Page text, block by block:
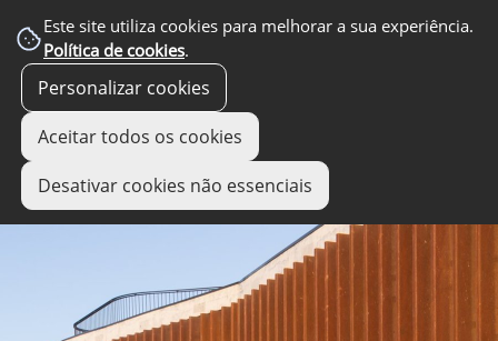
Este site utiliza cookies para melhorar a sua experiência.
Política de cookies.
Personalizar cookies
Aceitar todos os cookies
Desativar cookies não essenciais
links úteis